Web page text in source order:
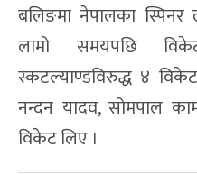
बलिङमा नेपालका
लामो समयपछि
स्कटल्याण्डविरुद्ध ४
नन्दन यादव, सोमपाल
विकेट लिए ।